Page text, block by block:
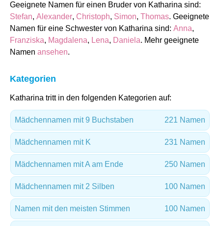
Geeignete Namen für einen Bruder von Katharina sind:
Stefan, Alexander, Christoph, Simon, Thomas. Geeignete
Namen für eine Schwester von Katharina sind: Anna,
Franziska, Magdalena, Lena, Daniela. Mehr geeignete
Namen ansehen.
Kategorien
Katharina tritt in den folgenden Kategorien auf:
Mädchennamen mit 9 Buchstaben 221 Namen
Mädchennamen mit K 231 Namen
Mädchennamen mit A am Ende 250 Namen
Mädchennamen mit 2 Silben 100 Namen
Namen mit den meisten Stimmen 100 Namen